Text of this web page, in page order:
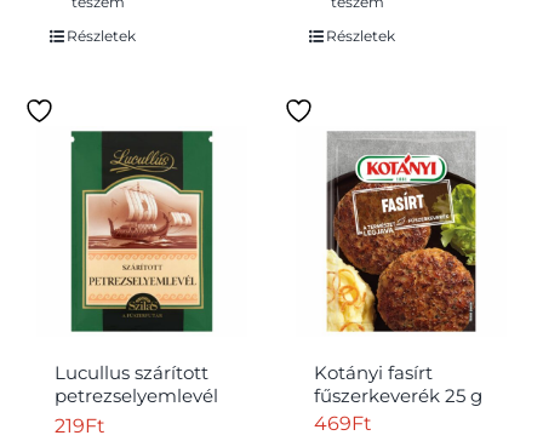
Részletek
Részletek
Lucullus szárított
petrezselyemlevél
5 g
219Ft
Kotányi fasírt
fűszerkeverék 25 g
469Ft